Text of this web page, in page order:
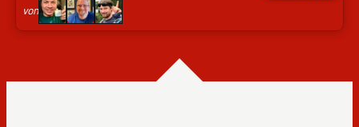
von
Codenaga,
Nils